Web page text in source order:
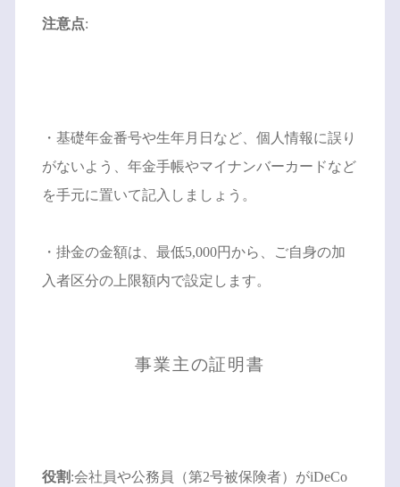
注意点:
・基礎年金番号や生年月日など、個人情報に誤り
がないよう、年金手帳やマイナンバーカードなど
を手元に置いて記入しましょう。
・掛金の金額は、最低5,000円から、ご自身の加
入者区分の上限額内で設定します。
事業主の証明書
役割:会社員や公務員（第2号被保険者）がiDeCo